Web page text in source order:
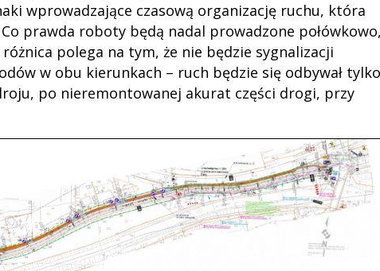
wprowadzające czasową organizację ruchu, która
prawda roboty będą nadal prowadzone połówkowo,
polega na tym, że nie będzie sygnalizacji
w obu kierunkach – ruch będzie się odbywał tylko
po nieremontowanej akurat części drogi, przy